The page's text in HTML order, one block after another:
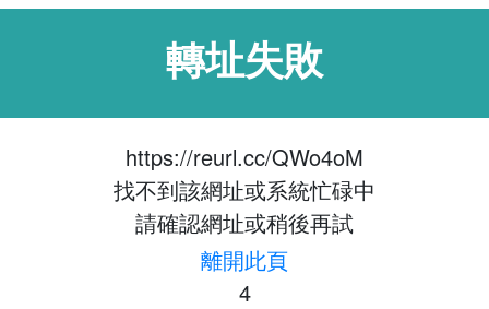
轉址失敗
https://reurl.cc/QWo4oM
找不到該網址或系統忙碌中
請確認網址或稍後再試
離開此頁
4